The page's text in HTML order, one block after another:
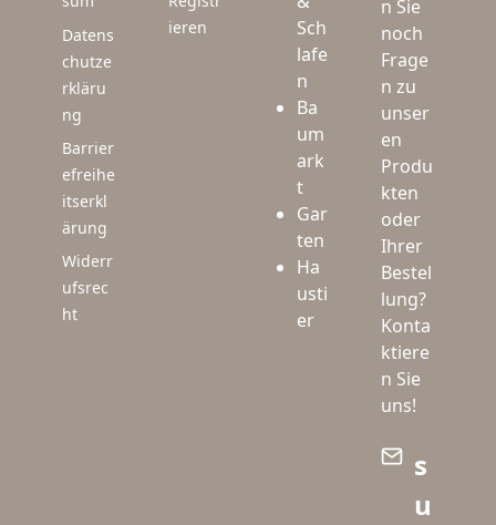
Datens
chutze
rkläru
ng
Barrier
efreihe
itserkl
ärung
Widerr
ufsrec
ht
ieren
Sch
lafe
n
Ba
um
ark
t
Gar
ten
Ha
usti
er
n Sie
noch
Frage
n zu
unser
en
Produ
kten
oder
Ihrer
Bestel
lung?
Konta
ktiere
n Sie
uns!
s
u